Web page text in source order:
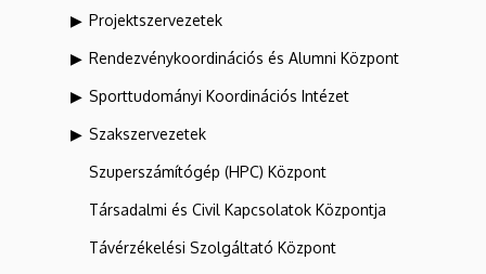
Projektszervezetek
Rendezvénykoordinációs és Alumni Központ
Sporttudományi Koordinációs Intézet
Szakszervezetek
Szuperszámítógép (HPC) Központ
Társadalmi és Civil Kapcsolatok Központja
Távérzékelési Szolgáltató Központ